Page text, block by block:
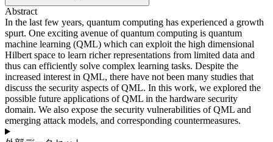
Abstract
In the last few years, quantum computing has experienced a growth
spurt. One exciting avenue of quantum computing is quantum
machine learning (QML) which can exploit the high dimensional
Hilbert space to learn richer representations from limited data and
thus can efficiently solve complex learning tasks. Despite the
increased interest in QML, there have not been many studies that
discuss the security aspects of QML. In this work, we explored the
possible future applications of QML in the hardware security
domain. We also expose the security vulnerabilities of QML and
emerging attack models, and corresponding countermeasures.